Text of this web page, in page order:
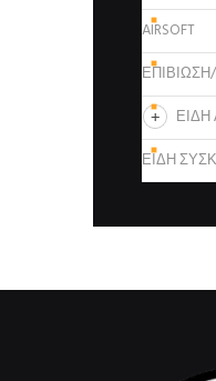
AIRSOFT
ΕΙΔΗ
ΕΙΔΗ